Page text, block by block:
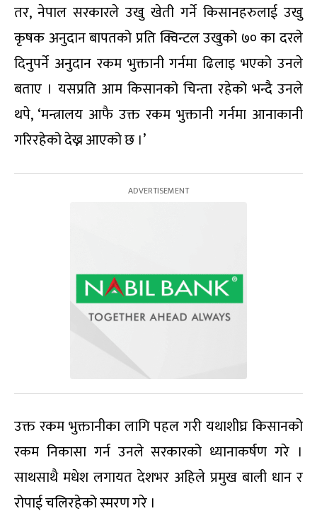
तर, नेपाल सरकारले उखु खेती गर्ने किसानहरुलाई उखु
कृषक अनुदान बापतको प्रति क्विन्टल उखुको ७० का दरले
दिनुपर्ने अनुदान रकम भुक्तानी गर्नमा ढिलाइ भएको उनले
बताए । यसप्रति आम किसानको चिन्ता रहेको भन्दै उनले
थपे, ‘मन्त्रालय आफै उक्त रकम भुक्तानी गर्नमा आनाकानी
गरिरहेको देख्न आएको छ ।’
उक्त रकम भुक्तानीका लागि पहल गरी यथाशीघ्र किसानको
रकम निकासा गर्न उनले सरकारको ध्यानाकर्षण गरे ।
साथसाथै मधेश लगायत देशभर अहिले प्रमुख बाली धान र
रोपाई चलिरहेको स्मरण गरे ।